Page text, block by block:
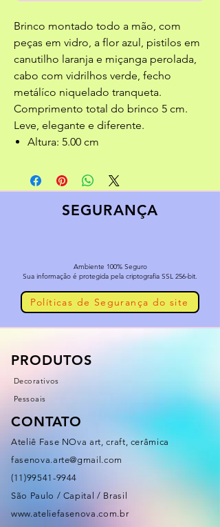
Brinco montado todo a mão, com
peças em vidro, a flor azul, pistilos em
canutilho laranja e miçanga perolada,
cabo com vidrilhos verde, fecho
metálíco niquelado tranqueta.
Comprimento total do brinco 5 cm.
Leve, elegante e diferente.
Altura: 5.00 cm
SEGURANÇA
Ambiente 100% Seguro
Sua informação é protegida pela criptografia SSL 256-bit.
Políticas de Segurança do site
PRODUTOS
Decorativos
Pessoais
CONTATO
Ateliê Fase NOva art, craft, cerâmica
fasenova.arte@gmail.com
(11)99541-9944
São Paulo / Capital / Brasil
www.ateliefasenova.com.br